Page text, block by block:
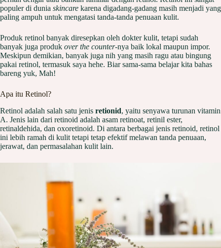
populer di dunia skincare karena digadang-gadang masih menjadi yang
paling ampuh untuk mengatasi tanda-tanda penuaan kulit.
Produk retinol banyak diresepkan oleh dokter kulit, tetapi sudah
banyak juga produk over the counter-nya baik lokal maupun impor.
Meskipun demikian, banyak juga nih yang masih ragu atau bingung
pakai retinol, termasuk saya hehe. Biar sama-sama belajar kita bahas
bareng yuk, Mah!
Apa itu Retinol?
Retinol adalah salah satu jenis retionid, yaitu senyawa turunan vitamin
A. Jenis lain dari retinoid adalah asam retinoat, retinil ester,
retinaldehida, dan oxoretinoid. Di antara berbagai jenis retinoid, retinol
ini lebih ramah di kulit tetapi tetap efektif melawan tanda penuaan,
jerawat, dan permasalahan kulit lain.